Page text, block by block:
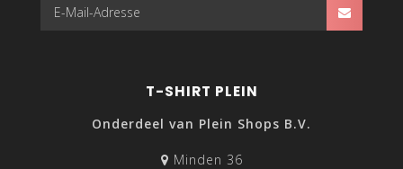
T-SHIRT PLEIN
Onderdeel van Plein Shops B.V.
Minden 36